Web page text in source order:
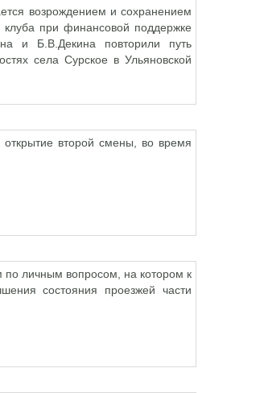
возрождением и сохранением
клуба при финансовой поддержке
и Б.В.Декина повторили путь
села Сурское в Ульяновской
открытие второй смены, во время
личным вопросом, на котором к
состояния проезжей части